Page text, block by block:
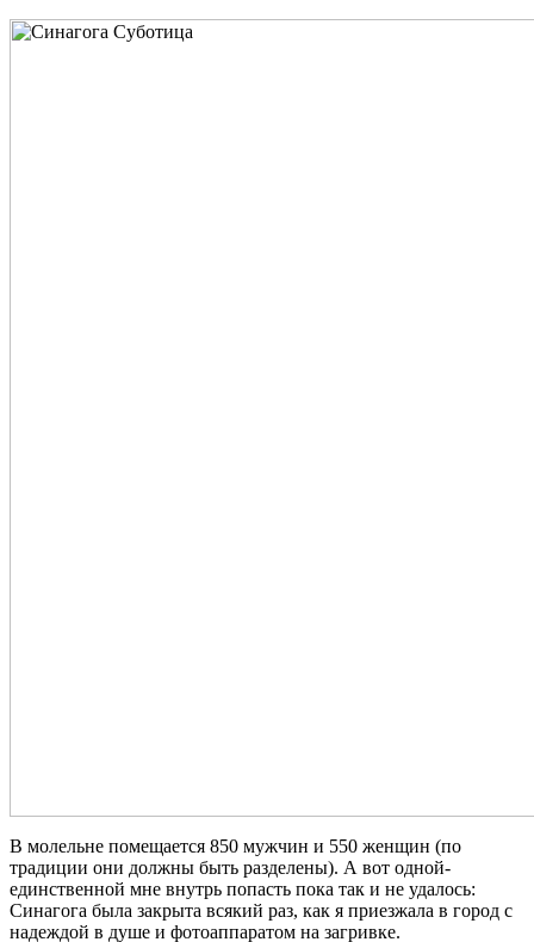
В молельне помещается 850 мужчин и 550 женщин (по
традиции они должны быть разделены). А вот одной-
единственной мне внутрь попасть пока так и не удалось:
Синагога была закрыта всякий раз, как я приезжала в город с
надеждой в душе и фотоаппаратом на загривке.